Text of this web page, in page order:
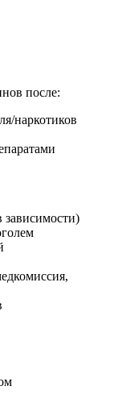
после:
наркотиков
зависимости)